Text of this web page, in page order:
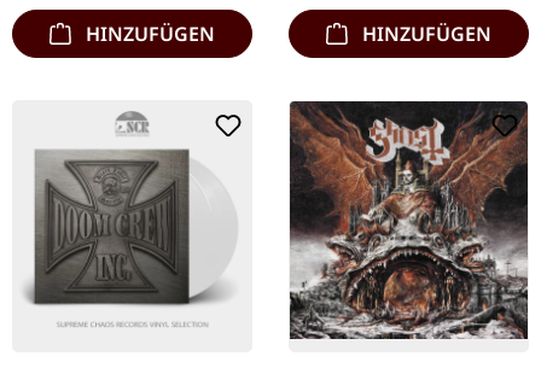
HINZUFÜGEN HINZUFÜGEN